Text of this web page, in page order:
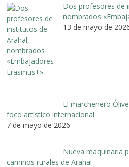
Dos profesores de
nombrados
13 de mayo de
El marchenero
foco artístico internacional
7 de mayo de 2026
Nueva maquinaria
caminos rurales de Arahal